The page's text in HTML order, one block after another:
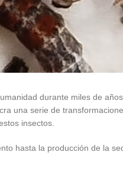
durante miles de
una serie de
insectos.
hasta la producción de la